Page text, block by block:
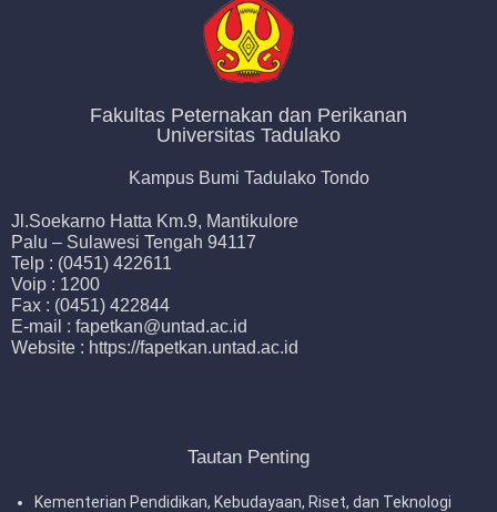
Fakultas Peternakan dan Perikanan
Universitas Tadulako
Kampus Bumi Tadulako Tondo
Jl.Soekarno Hatta Km.9, Mantikulore
Palu – Sulawesi Tengah 94117
Telp : (0451) 422611
Voip : 1200
Fax : (0451) 422844
E-mail : fapetkan@untad.ac.id
Website : https://fapetkan.untad.ac.id
Tautan Penting
Kementerian Pendidikan, Kebudayaan, Riset, dan Teknologi